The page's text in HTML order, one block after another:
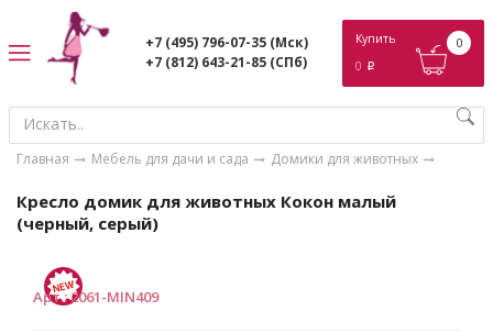
+7 (495) 796-07-35 (Мск)
+7 (812) 643-21-85 (СПб)
Купить
0 p
0
Главная Мебель для дачи и сада Домики для животных
Кресло домик для животных Кокон малый
(черный, серый)
Арт.:2061-MIN409